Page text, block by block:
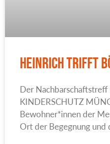
Heinrich trifft
Der
KINDERSCHUTZ
Bewohner*innen der
Ort der Begegnung und